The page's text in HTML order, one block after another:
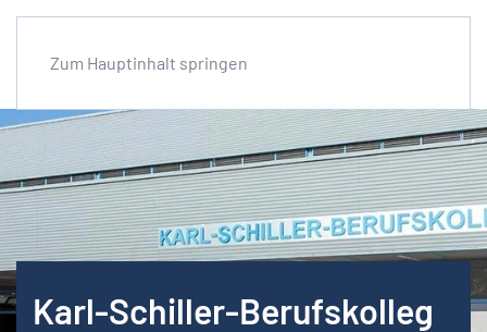
Zum Hauptinhalt springen
Karl-Schiller-Berufskolleg